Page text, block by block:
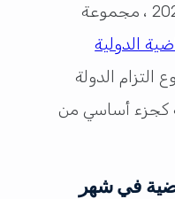
الرياضية في شهر فبراير 2025 ، مجموعة
الدولية
التزام الدولة
كجزء أساسي من
في شهر